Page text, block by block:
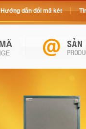
Hướng dẫn đổi mã két